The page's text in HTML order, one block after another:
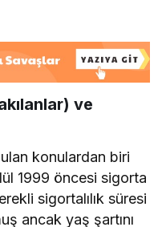
ve
konulardan biri
1999 öncesi sigorta
sigortalılık süresi
ancak yaş şartını